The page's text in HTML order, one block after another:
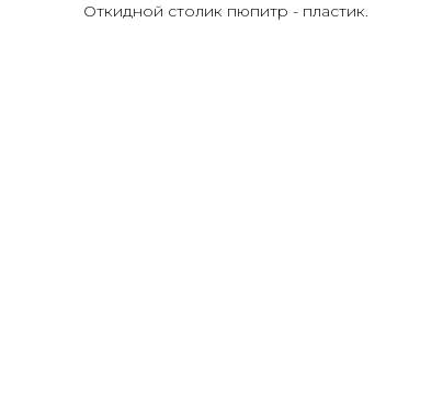
Откидной столик пюпитр - пластик.